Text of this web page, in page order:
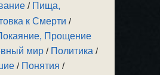
/ Пища,
к Смерти /
Прощение
мир / Политика /
/ Понятия /